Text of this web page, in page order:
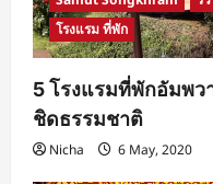
บาท
จอง
เลย!
โรงแรม ที่พัก
5 โรงแรมที่พักอัมพ
ชิดธรรมชาติ
Nicha 6 May, 2020